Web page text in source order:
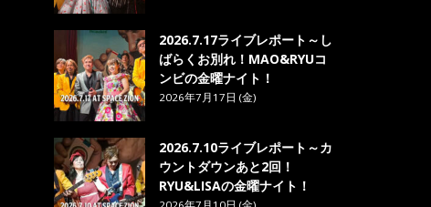
2026.7.17ライブレポート～し
ばらくお別れ！MAO&RYUコ
ンビの金曜ナイト！
2026年7月17日 (金)
2026.7.10ライブレポート～カ
ウントダウンあと2回！
RYU&LISAの金曜ナイト！